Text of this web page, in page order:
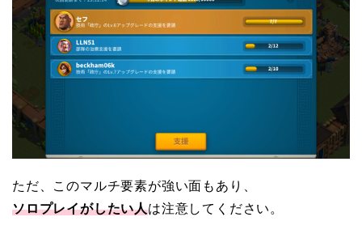
ただ、このマルチ要素が強い面もあり、
ソロプレイがしたい人は注意してください。